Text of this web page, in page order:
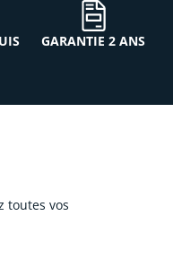
GARANTIE 2 ANS
toutes vos